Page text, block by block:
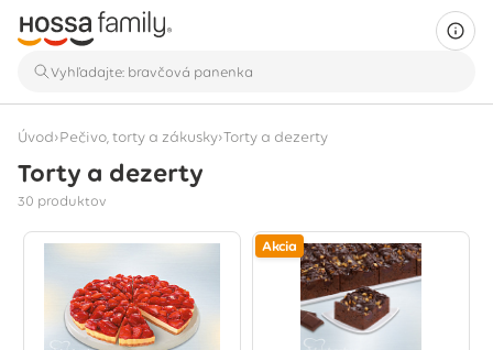
Úvod›Pečivo, torty a zákusky›Torty a dezerty
Torty a dezerty
30 produktov
Akcia